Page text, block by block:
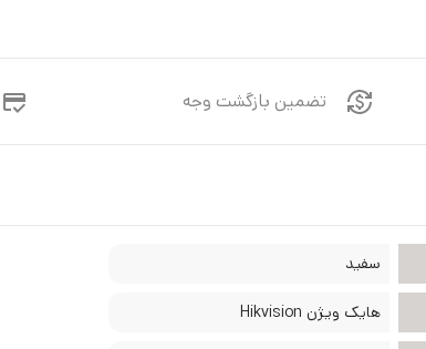
تضمین بازگشت وجه
سفید
هایک ویژن Hikvision